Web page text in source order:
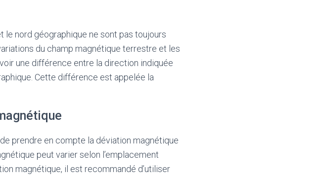
nord géographique ne sont pas toujours
du champ magnétique terrestre et les
une différence entre la direction indiquée
Cette différence est appelée la
prendre en compte la déviation magnétique
peut varier selon l’emplacement
magnétique, il est recommandé d’utiliser